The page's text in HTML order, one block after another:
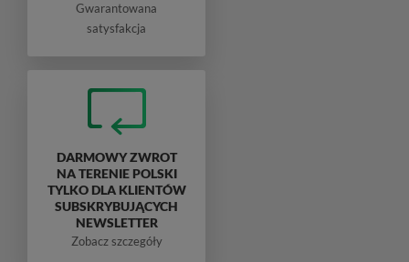
Gwarantowana
satysfakcja
DARMOWY ZWROT
NA TERENIE POLSKI
TYLKO DLA KLIENTÓW
SUBSKRYBUJĄCYCH
NEWSLETTER
Zobacz szczegóły